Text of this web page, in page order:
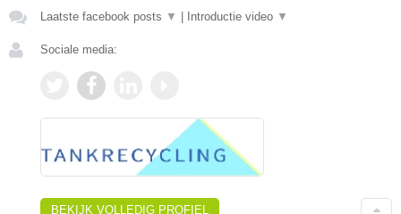
Laatste facebook posts ▼ | Introductie video ▼
Sociale media:
BEKIJK VOLLEDIG PROFIEL